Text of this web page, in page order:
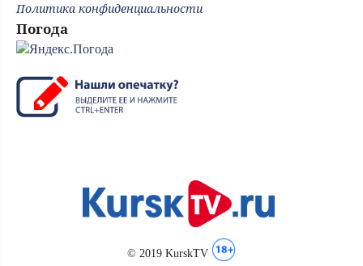
Политика конфиденциальности
Погода
© 2019 KurskTV